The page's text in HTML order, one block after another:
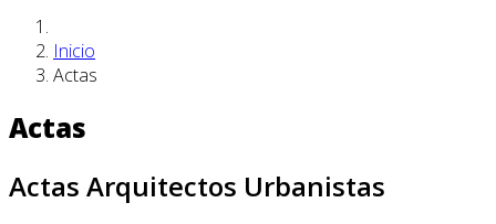
Inicio
Actas
Actas
Actas Arquitectos Urbanistas